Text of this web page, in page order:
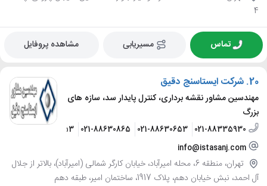
4
تماس مسیریابی مشاهده پروفایل
20. شرکت ایستاسنج دقیق
مهندسین مشاور نقشه برداری، کنترل پایدار سد، سازه های
بزرگ
021-88335930
021-88630653
021-88630865
021-88336953
info@istasanj.com
تهران، منطقه 6، محله امیرآباد، خیابان کارگر شمالی (امیرآباد)، بالاتر از جلال
آل احمد، نبش خیابان دهم، پلاک 1917، ساختمان امیر، طبقه دهم